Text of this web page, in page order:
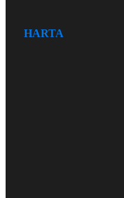
HARTA